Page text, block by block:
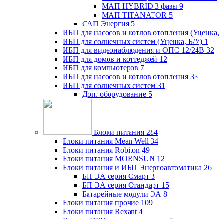
МАП HYBRID 3 фазы 9
МАП TITANATOR 5
САП Энергия 5
ИБП для насосов и котлов отопления
ИБП для солнечных систем (Уценка, Б/У) 1
ИБП для видеонаблюдения и ОПС 12/24В 32
ИБП для домов и коттеджей 12
ИБП для компьютеров 7
ИБП для насосов и котлов отопления 33
ИБП для солнечных систем 31
Доп. оборудование 5
Блоки питания 284
Блоки питания Mean Well 34
Блоки питания Robiton 49
Блоки питания MORNSUN 12
Блоки питания и ИБП Энергоавтоматика 26
БП ЭА серия Смарт 3
БП ЭА серия Стандарт 15
Батарейные модули ЭА 8
Блоки питания прочие 109
Блоки питания Rexant 4